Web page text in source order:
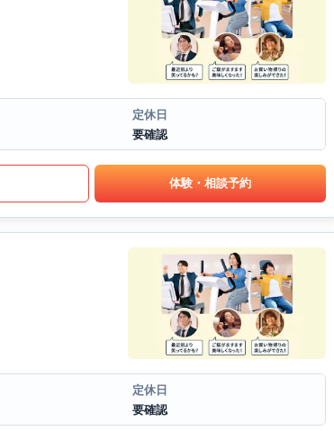
定休日
要確認
体験・相談予約
定休日
要確認